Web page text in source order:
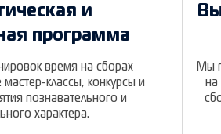
и
программа
время на сборах
классы, конкурсы и
познавательного и
характера.
Мы